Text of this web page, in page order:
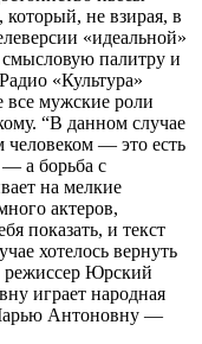
не взирая, в
«идеальной»
палитру и
«Культура»
все мужские роли
“В данном случае
— это есть
а борьба с
на мелкие
актеров,
показать, и текст
хотелось вернуть
режиссер Юрский
играет народная
Антоновну —